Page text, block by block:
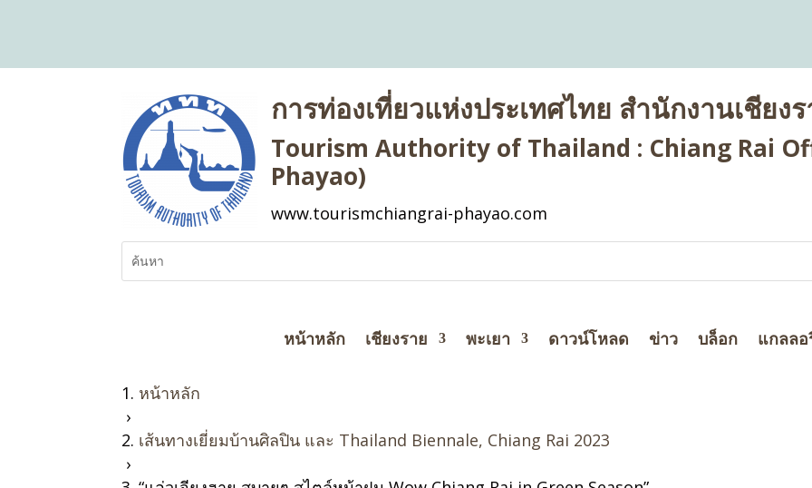
การท่องเที่ยวแห่งประเทศไทย สำนักงานเชียงร
Tourism Authority of Thailand : Chiang Rai
Phayao)
www.tourismchiangrai-phayao.com
หน้าหลัก เชียงราย พะเยา ดาวน์โหลด ข่าว บล็อก แกลล
หน้าหลัก
›
เส้นทางเยี่ยมบ้านศิลปิน และ Thailand Biennale, Chiang Rai 2023
›